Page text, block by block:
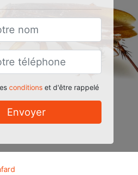
conditionset d'être rappelé
Envoyer